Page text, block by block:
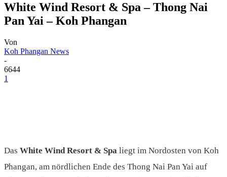
White Wind Resort & Spa – Thong Nai
Pan Yai – Koh Phangan
Von
Koh Phangan News
-
6644
1
Das White Wind Resort & Spa liegt im Nordosten von Koh
Phangan, am nördlichen Ende des Thong Nai Pan Yai auf